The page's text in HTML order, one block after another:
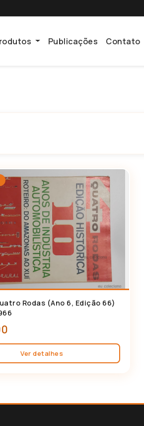
Publicações Contato
🛍 Adicionar ao carrinho
Rodas (Ano 6, Edição 66)
Ver detalhes